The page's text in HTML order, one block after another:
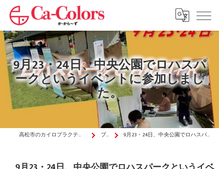
9月23・24日、中央公園でロハスパ
ークというイベントに参加しまし
た。
高松市のカイロプラクティックはか・から～ず施術院 ブログ 9月23・24日、中央公園でロハスパークというイベントに参加しました。